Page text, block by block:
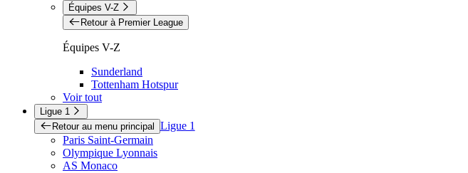
Équipes V-Z
Retour à Premier League
Équipes V-Z
Sunderland
Tottenham Hotspur
Voir tout
Ligue 1
Retour au menu principal Ligue 1
Paris Saint-Germain
Olympique Lyonnais
AS Monaco